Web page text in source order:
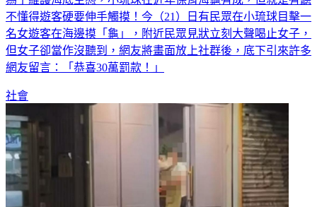
不懂得遊客硬要伸手觸摸！今（21）日有民眾在小琉球目擊一
名女遊客在海邊摸「龜」，附近民眾見狀立刻大聲喝止女子，
但女子卻當作沒聽到，網友將畫面放上社群後，底下引來許多
網友留言：「恭喜30萬罰款！」
社會